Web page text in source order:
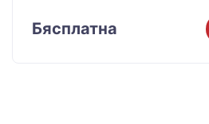
Бясплатна